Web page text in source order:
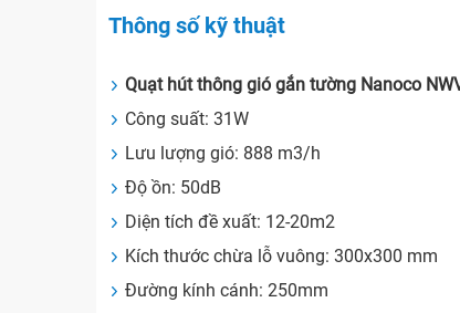
Thông số kỹ thuật
Quạt hút thông gió gắn tường Nanoco
Công suất: 31W
Lưu lượng gió: 888 m3/h
Độ ồn: 50dB
Diện tích đề xuất: 12-20m2
Kích thước chừa lỗ vuông: 300x300 mm
Đường kính cánh: 250mm